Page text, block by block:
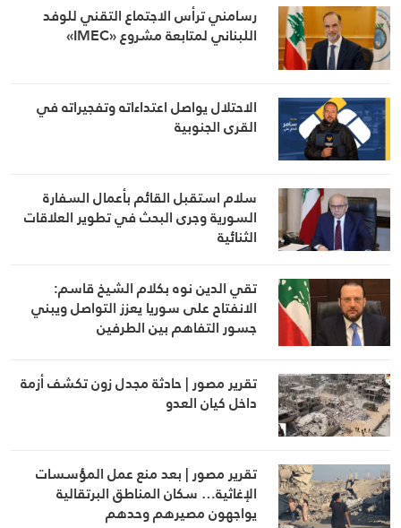
رسامني ترأس الاجتماع التقني للوفد
اللبناني لمتابعة مشروع «IMEC»
الاحتلال يواصل اعتداءاته وتفجيراته في
القرى الجنوبية
سلام استقبل القائم بأعمال السفارة
السورية وجرى البحث في تطوير العلاقات
الثنائية
تقي الدين نوه بكلام الشيخ قاسم:
الانفتاح على سوريا يعزز التواصل ويبني
جسور التفاهم بين الطرفين
تقرير مصور | حادثة مجدل زون تكشف أزمة
داخل كيان العدو
تقرير مصور | بعد منع عمل المؤسسات
الإغاثية… سكان المناطق البرتقالية
يواجهون مصيرهم وحدهم